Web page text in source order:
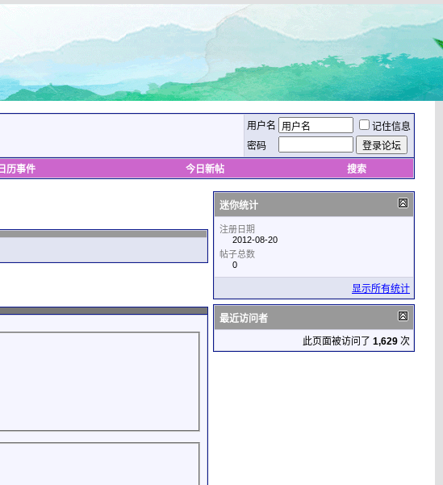
用户名
记住信息
密码
日历事件 今日新帖 搜索
迷你统计
注册日期
2012-08-20
帖子总数
0
显示所有统计
最近访问者
此页面被访问了 1,629 次